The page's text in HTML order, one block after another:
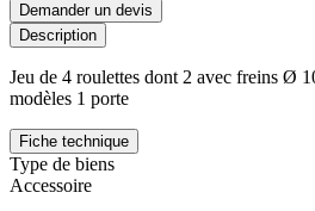
Demander un devis
Description
Jeu de 4 roulettes dont 2 avec freins Ø
modèles 1 porte
Fiche technique
Type de biens
Accessoire